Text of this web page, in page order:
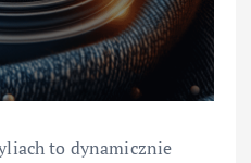
to dynamicznie